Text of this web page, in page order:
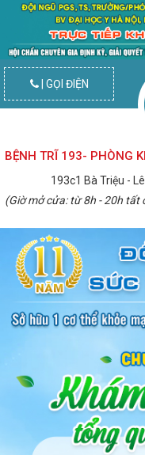
| GỌI ĐIỆN
BỆNH TRĨ 193- PHÒNG
193c1 Bà Triệu -
(Giờ mở cửa: từ 8h - 20h tất